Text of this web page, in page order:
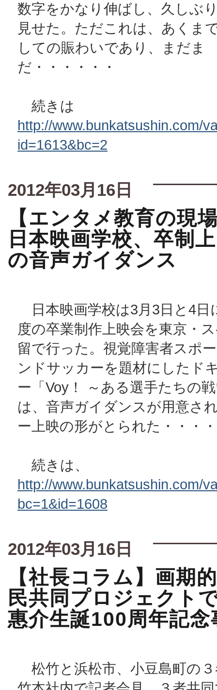
数字をかなり伸ばし、久しぶ
見せた。ただこれは、あくま
しての賑わいであり、まだま
だ・・・・・・
続きは
http://www.bunkatsushin.com/
id=1613&bc=2
2012年03月16日
【エンタメ教育の現
日本映画学校、卒制
の音声ガイダンス
日本映画学校は3月3日と4日
度の卒業制作上映会を東京・
留で行った。視覚障害者スポ
ンドサッカーを題材にしたド
ー「Voy！ ～ある選手たちの
は、音声ガイダンスが用意さ
ー上映の形がとられた・・・
続きは、
http://www.bunkatsushin.com/
bc=1&id=1608
2012年03月16日
【社長コラム】画期
民共同プロジェクト
惠介生誕100周年記念
松竹と浜松市、小豆島町の